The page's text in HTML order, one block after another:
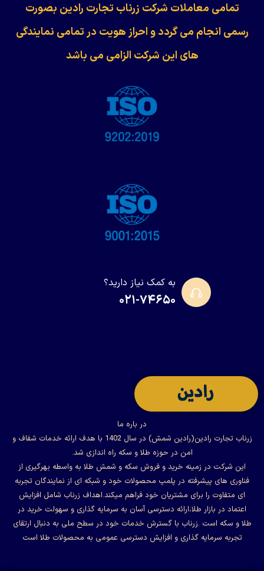
​​​​​​تمامی معاملات شرکت زرناب تجارت رادین بصورت
رسمی انجام می گردد و احراز هویت در تمامی نمایندگی
های این شرکت الزامی می باشد
به کمک نیاز دارید؟
۰۲۱-۷۴۶۵۰
در باره ما
زرناب تجارت رادین(رادین شمش) در سال 1402 با هدف ارائه خدمات شفاف و
امن در حوزه طلا و سکه راه اندازی شد.
این شرکت در زمینه خرید و فروش سکه و شمش طلا به واسطه بهرگیری از
فناوری های پیشرفته در پلمپ محصولات خود و شبکه ای از نمایندگان تجربه
ای متفاوت را برای مشتریان خود فراهم میکند.اهداف زرناب شامل افزایش
اعتماد در بازار طلا،ارائه دسترسی آسان به سرمایه گذاری و سهولت خرید در
طلا و سکه است .زرناب با گسترش خدمات خود در سطح ملی به دنبال ارتقای
تجربه سرمایه گذاری و افزایش دسترسی عمومی به محصولات طلا است